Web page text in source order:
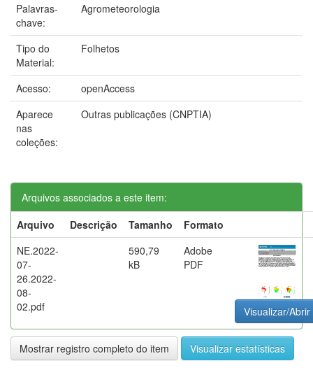
Palavras-
chave:
Agrometeorologia
Tipo do
Material:
Folhetos
Acesso:
openAccess
Aparece
nas
coleções:
Outras publicações (CNPTIA)
Arquivos associados a este item:
Arquivo
Descrição Tamanho
Formato
NE.2022-
07-
26.2022-
08-
02.pdf
590,79
kB
Adobe
PDF
Visualizar/Abrir
Mostrar registro completo do item Visualizar estatísticas